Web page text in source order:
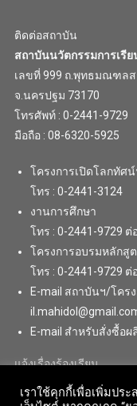
ติดต่อสถาบัน
สถาบันนวัตกรรมการเรีย
เลขที่ 999 ถ.พุทธมณฑล
จ.นครปฐม 73170
โทรศัพท์ : 0-2441-9729
มือถือ : 08-6320-5925
โครงการเปิดโลกทั
โทร : 0-2441-3124
งานการศึกษา
โทร : 0-2441-9729 ต่
โครงการอบรมหลักสู
โทร : 0-2441-9729 ต่
E-mail สถาบันฯ/โคร
E-mail สำหรับสั่งซื้อ
แจ้งเรื่องร้องเรียน
เราใช้คุกกี้เพื่อเพิ่มปร